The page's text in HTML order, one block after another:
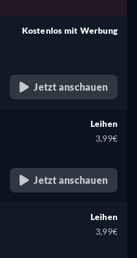
Kostenlos mit Werbung
Jetzt anschauen
Leihen
3,99€
Jetzt anschauen
Leihen
3,99€